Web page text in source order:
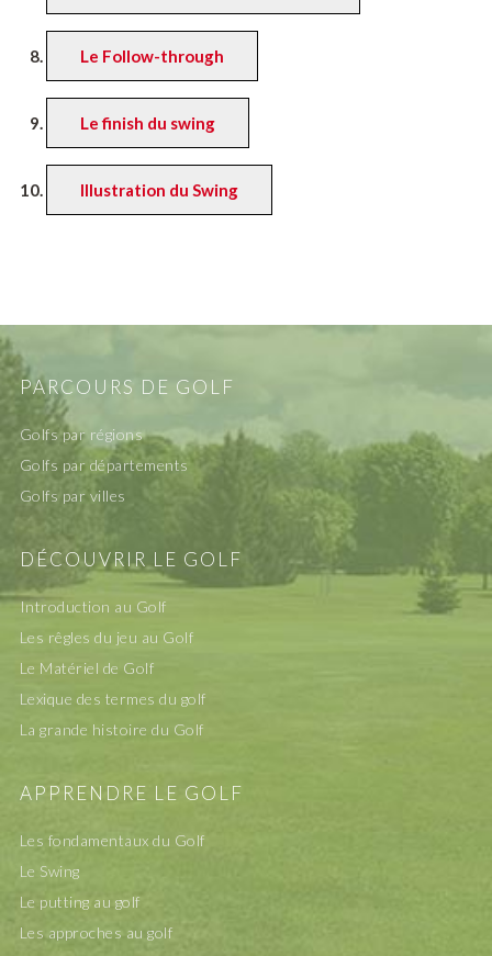
Le Follow-through
Le finish du swing
Illustration du Swing
PARCOURS DE GOLF
Golfs par régions
Golfs par départements
Golfs par villes
DÉCOUVRIR LE GOLF
Introduction au Golf
Les rêgles du jeu au Golf
Le Matériel de Golf
Lexique des termes du golf
La grande histoire du Golf
APPRENDRE LE GOLF
Les fondamentaux du Golf
Le Swing
Le putting au golf
Les approches au golf